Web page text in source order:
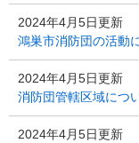
2024年4月5日更新
鴻巣市消防団の活動
2024年4月5日更新
消防団管轄区域につ
2024年4月5日更新